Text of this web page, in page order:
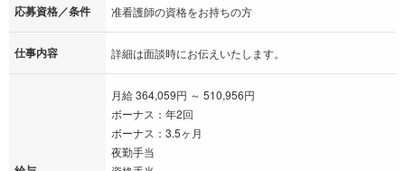
応募資格／条件 准看護師の資格をお持ちの方
仕事内容 詳細は面談時にお伝えいたします。
月給 364,059円 ～ 510,956円
ボーナス：年2回
ボーナス：3.5ヶ月
夜勤手当